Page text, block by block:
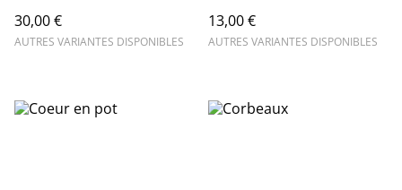
30,00 €
AUTRES VARIANTES DISPONIBLES
13,00 €
AUTRES VARIANTES DISPONIBLES